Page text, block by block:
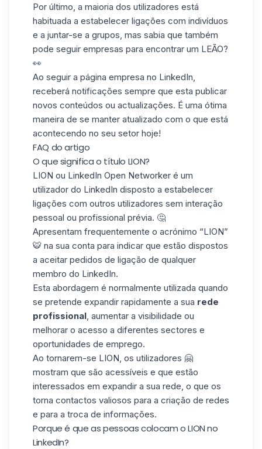
Por último, a maioria dos utilizadores está
habituada a estabelecer ligações com indivíduos
e a juntar-se a grupos, mas sabia que também
pode seguir empresas para encontrar um LEÃO?
👀
Ao seguir a página empresa no LinkedIn
receberá notificações sempre que esta publicar
novos conteúdos ou actualizações. É uma ótima
maneira de se manter atualizado com o que está
acontecendo no seu setor hoje!
FAQ do artigo
O que significa o título LION?
LION ou LinkedIn Open Networker é um
utilizador do LinkedIn disposto a estabelecer
ligações com outros utilizadores sem interação
pessoal ou profissional prévia. 🤔
Apresentam frequentemente o acrónimo “LION”
🐯 na sua conta para indicar que estão dispostos
a aceitar pedidos de ligação de qualquer
membro do LinkedIn.
Esta abordagem é normalmente utilizada quando
se pretende expandir rapidamente a sua rede
profissional , aumentar a visibilidade ou
melhorar o acesso a diferentes sectores e
oportunidades de emprego.
Ao tornarem-se LION, os utilizadores 🤗
mostram que são acessíveis e que estão
interessados em expandir a sua rede, o que os
torna contactos valiosos para a criação de redes
e para a troca de informações.
Porque é que as pessoas colocam o LION no
LinkedIn?